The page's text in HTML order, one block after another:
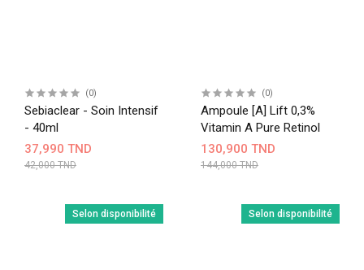
(0)
Sebiaclear - Soin Intensif
- 40ml
37,990 TND
42,000 TND
(0)
Ampoule [a] Lift 0,3%
Vitamin A Pure Retinol
130,900 TND
144,000 TND
Selon disponibilité Selon disponibilité